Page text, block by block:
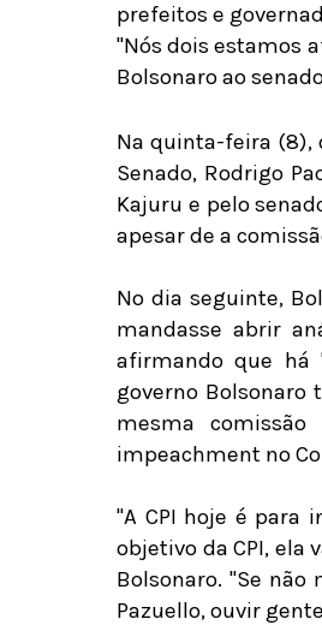
prefeitos e
"Nós dois estamos
Bolsonaro ao
Na quinta-feira (8),
Senado, Rodrigo
Kajuru e pelo
apesar de a
No dia seguinte,
mandasse abrir
afirmando que há
governo Bolsonaro
mesma
impeachment no
"A CPI hoje é para
objetivo da CPI,
Bolsonaro. "Se
Pazuello, ouvir